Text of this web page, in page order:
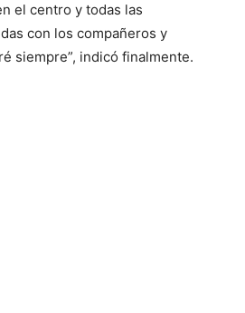
el centro y todas las
con los compañeros y
siempre”, indicó finalmente.